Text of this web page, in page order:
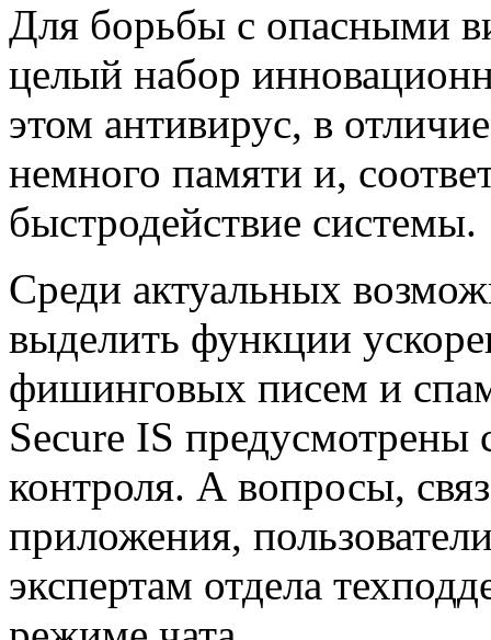
Для борьбы с опасными
целый набор
этом антивирус, в
немного памяти и,
быстродействие системы.
Среди актуальных
выделить функции
фишинговых писем и
Secure IS предусмотрены
контроля. А вопросы,
приложения,
экспертам отдела